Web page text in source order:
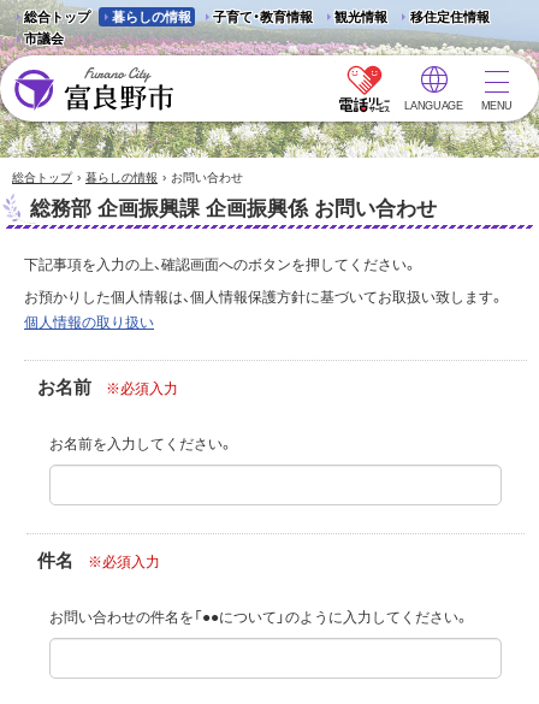
総合トップ 暮らしの情報 子育て・教育情報 観光情報
移住定住情報
市議会
富良野市 - Frano City
LANGUAGE MENU
総合トップ › 暮らしの情報 › お問い合わせ
総務部 企画振興課 企画振興係 お問い合わせ
下記事項を入力の上、確認画面へのボタンを押してください。
お預かりした個人情報は、個人情報保護方針に基づいてお取扱い致します。
個人情報の取り扱い
お名前 ※必須入力
お名前を入力してください。
件名 ※必須入力
お問い合わせの件名を「●●について」のように入力してください。